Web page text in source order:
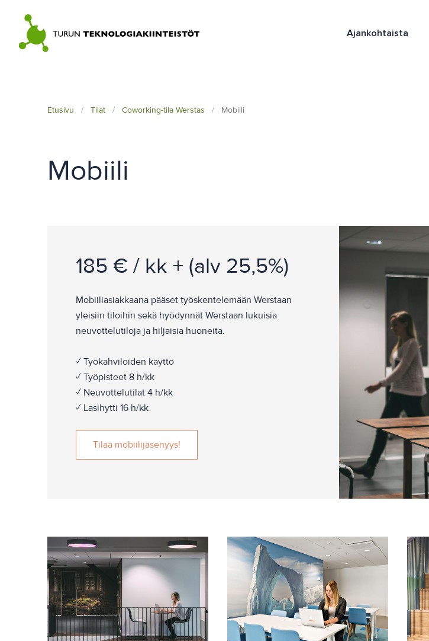
content
Ajankohtaista
Etusivu / Tilat / Coworking-tila Werstas / Mobiili
Mobiili
185 € / kk + (alv 25,5%)
Mobiiliasiakkaana pääset työskentelemään Werstaan
yleisiin tiloihin sekä hyödynnät Werstaan lukuisia
neuvottelutiloja ja hiljaisia huoneita.
✓ Työkahviloiden käyttö
✓ Työpisteet 8 h/kk
✓ Neuvottelutilat 4 h/kk
✓ Lasihytti 16 h/kk
Tilaa mobiilijäsenyys!